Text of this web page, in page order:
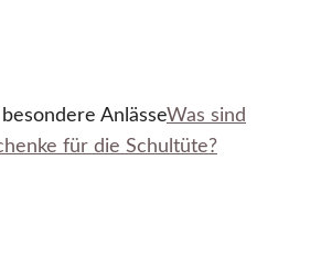
AnlässeWas sind
für die Schultüte?